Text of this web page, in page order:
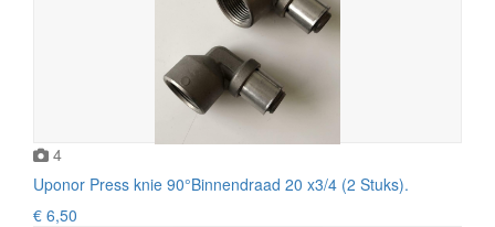
4
Uponor Press knie 90°Binnendraad 20 x3/4 (2 Stuks).
€ 6,50